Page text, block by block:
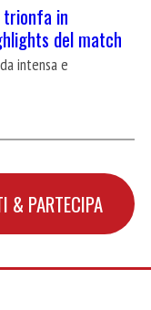
trionfa in
del match
intensa e
& PARTECIPA